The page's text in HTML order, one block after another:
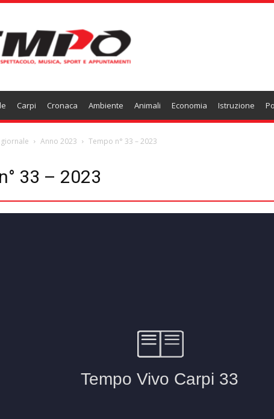
Carpi Cronaca Ambiente Animali Economia Istruzione
Anno 2023 Tempo n° 33 – 2023
33 – 2023